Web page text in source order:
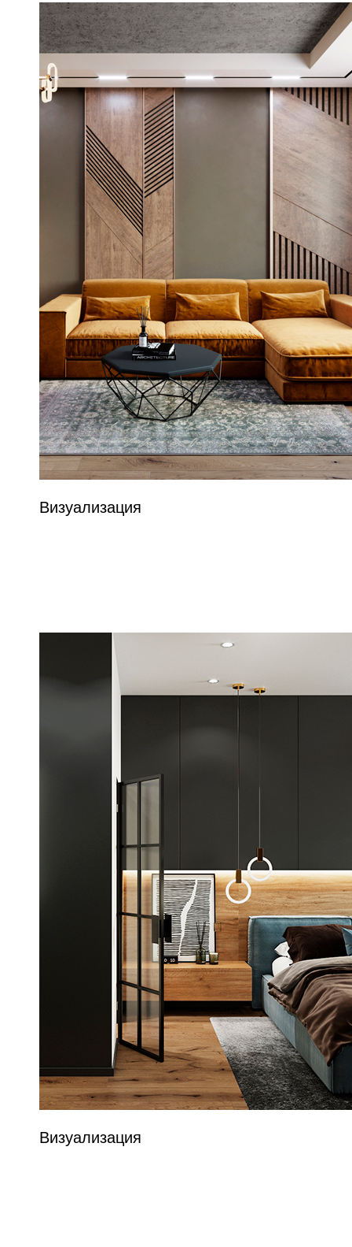
Визуализация
Визуализация